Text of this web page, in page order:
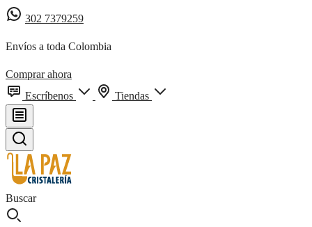
302 7379259
Envíos a toda Colombia
Comprar ahora
Escríbenos
Tiendas
Buscar